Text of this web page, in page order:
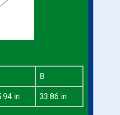
B
in 33.86 in